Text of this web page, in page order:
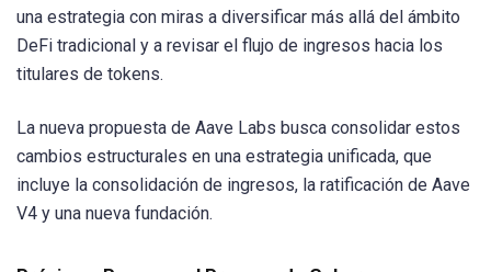
una estrategia con miras a diversificar más allá del ámbito
DeFi tradicional y a revisar el flujo de ingresos hacia los
titulares de tokens.
La nueva propuesta de Aave Labs busca consolidar estos
cambios estructurales en una estrategia unificada, que
incluye la consolidación de ingresos, la ratificación de Aave
V4 y una nueva fundación.